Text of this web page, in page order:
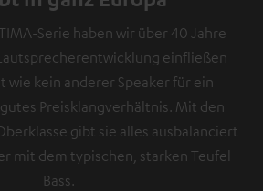
Serie haben wir über 40 Jahre
einfließen
wie kein anderer Speaker für ein
Preisklangverhältnis. Mit den
gibt sie alles ausbalanciert
mit dem typischen, starken Teufel
Bass.